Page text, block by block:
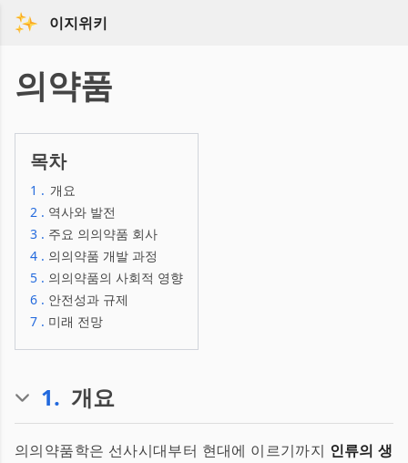
이지위키
의약품
목차
1 . 개요
2 . 역사와 발전
3 . 주요 의의약품 회사
4 . 의의약품 개발 과정
5 . 의의약품의 사회적 영향
6 . 안전성과 규제
7 . 미래 전망
1. 개요
의의약품학은 선사시대부터 현대에 이르기까지 인류의 생